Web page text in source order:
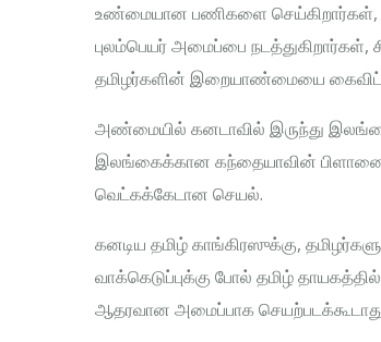
உண்மையான பணிகளை செய்கிறார்கள்,
புலம்பெயர் அமைப்பை
தமிழர்களின் இறையாண்மையை
அண்மையில் கனடாவில் இருந்து
இலங்கைக்கான கந்தையாவின் பிளானை
வெட்கக்கேடான செயல்.
கனடிய தமிழ் காங்கிரஸுக்கு,
வாக்கெடுப்புக்கு போல் தமிழ்
ஆதரவான அமைப்பாக